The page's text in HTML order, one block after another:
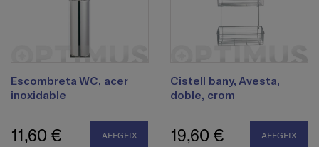
Escombreta WC, acer
inoxidable
11,60 € AFEGEIX
Cistell bany, Avesta,
doble, crom
19,60 € AFEGEIX